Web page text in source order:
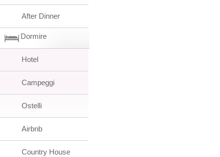
After Dinner
Dormire
Hotel
Campeggi
Ostelli
Airbnb
Country House